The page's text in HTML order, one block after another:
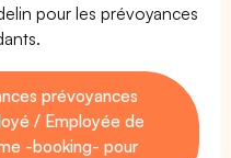
pour les prévoyances
prévoyances
/ Employée de
-booking- pour